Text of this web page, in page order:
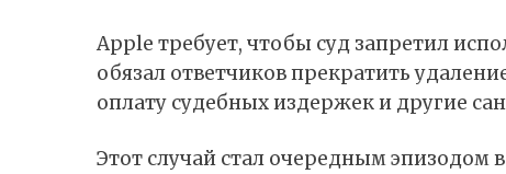
Apple требует, чтобы суд запретил
обязал ответчиков прекратить
оплату судебных издержек и другие
Этот случай стал очередным эпизодом